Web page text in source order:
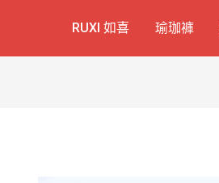
RUXI 如喜 瑜珈褲